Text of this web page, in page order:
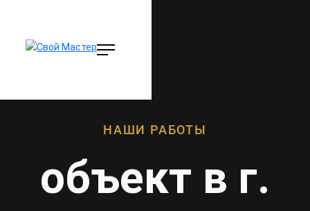
НАШИ РАБОТЫ
объект в г.